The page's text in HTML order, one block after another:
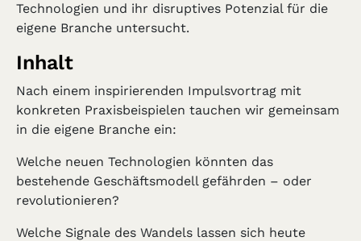
Technologien und ihr disruptives Potenzial für die
eigene Branche untersucht.
Inhalt
Nach einem inspirierenden Impulsvortrag mit
konkreten Praxisbeispielen tauchen wir gemeinsam
in die eigene Branche ein:
Welche neuen Technologien könnten das
bestehende Geschäftsmodell gefährden – oder
revolutionieren?
Welche Signale des Wandels lassen sich heute